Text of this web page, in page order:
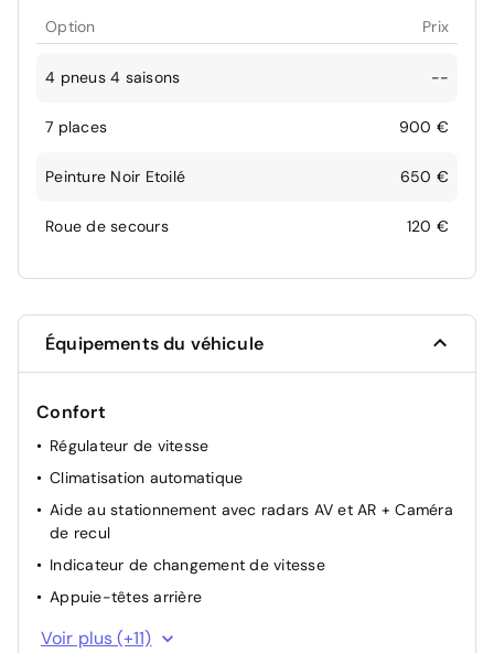
Option Prix
4 pneus 4 saisons --
7 places 900 €
Peinture Noir Etoilé 650 €
Roue de secours 120 €
Équipements du véhicule
Confort
Régulateur de vitesse
Climatisation automatique
Aide au stationnement avec radars AV et AR + Caméra
de recul
Indicateur de changement de vitesse
Appuie-têtes arrière
Lunette arrière chauffante
Voir plus (+11)